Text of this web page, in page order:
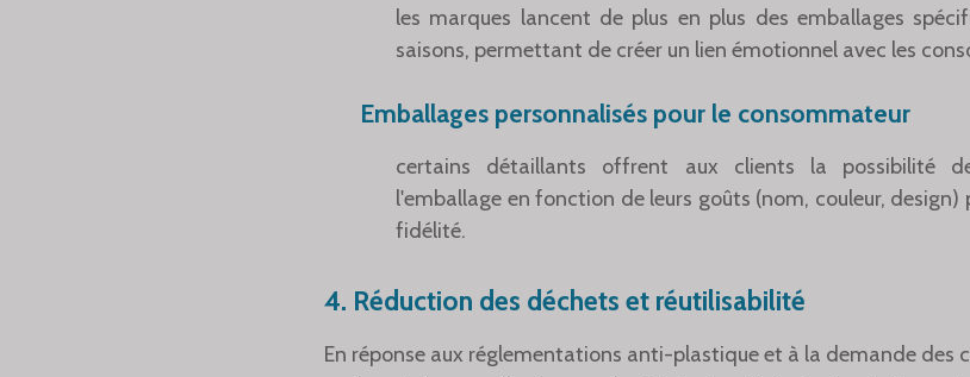
les marques lancent de plus en plus des emballages
saisons, permettant de créer un lien émotionnel avec les
Emballages personnalisés pour le consommateur
certains détaillants offrent aux clients la possibilité
l'emballage en fonction de leurs goûts (nom, couleur,
fidélité.
4. Réduction des déchets et réutilisabilité
En réponse aux réglementations anti-plastique et à la demande des